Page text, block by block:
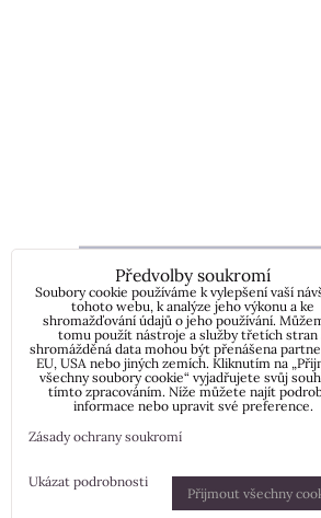
Zlatnictví Sonáta Tachov
Náměstí Republiky 60
34701 Tachov
Předvolby soukromí Zásady
Předvolby soukromí
Soubory cookie používáme k vylepšení vaší
tohoto webu, k analýze jeho výkonu a ke
shromažďování údajů o jeho používání.
tomu použít nástroje a služby třetích stran
shromážděná data mohou být přenášena
EU, USA nebo jiných zemích. Kliknutím na
všechny soubory cookie“ vyjadřujete svůj
tímto zpracováním. Níže můžete najít
informace nebo upravit své preference.
Zásady ochrany soukromí
Ukázat podrobnosti
Přijmout všechny